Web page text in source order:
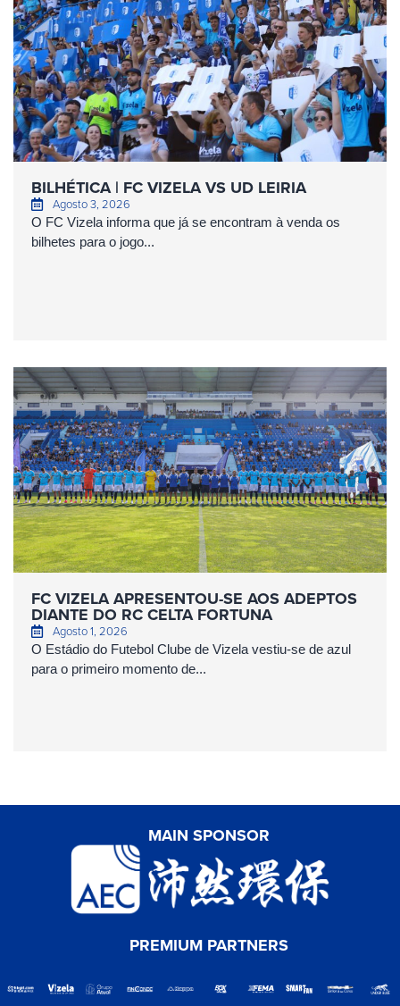
BILHÉTICA | FC VIZELA VS UD LEIRIA
Agosto 3, 2026
O FC Vizela informa que já se encontram à venda os
bilhetes para o jogo...
FC VIZELA APRESENTOU-SE AOS ADEPTOS
DIANTE DO RC CELTA FORTUNA
Agosto 1, 2026
O Estádio do Futebol Clube de Vizela vestiu-se de azul
para o primeiro momento de...
MAIN SPONSOR
PREMIUM PARTNERS